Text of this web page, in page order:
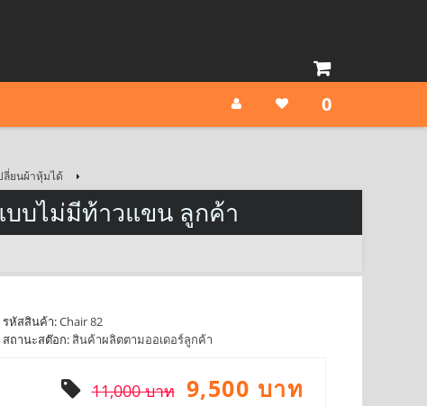
0
ลี่ยนผ้าหุ้มได้
บบไม่มีท้าวแขน ลูกค้า
รหัสสินค้า:Chair 82
สถานะสต๊อก: สินค้าผลิตตามออเดอร์ลูกค้า
11,000 บาท 9,500 บาท